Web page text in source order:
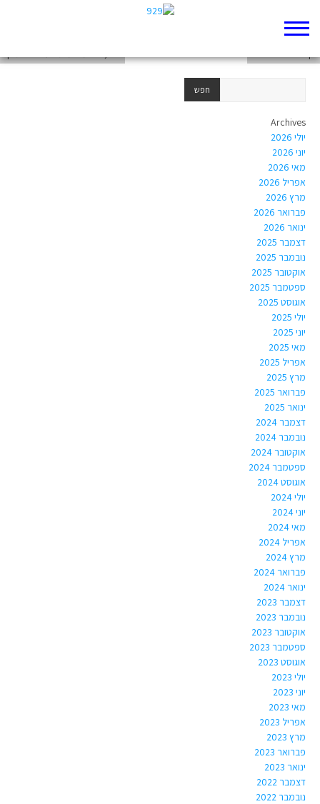
Archives
יולי 2026
יוני 2026
מאי 2026
אפריל 2026
מרץ 2026
פברואר 2026
ינואר 2026
דצמבר 2025
נובמבר 2025
אוקטובר 2025
ספטמבר 2025
אוגוסט 2025
יולי 2025
יוני 2025
מאי 2025
אפריל 2025
מרץ 2025
פברואר 2025
ינואר 2025
דצמבר 2024
נובמבר 2024
אוקטובר 2024
ספטמבר 2024
אוגוסט 2024
יולי 2024
יוני 2024
מאי 2024
אפריל 2024
מרץ 2024
פברואר 2024
ינואר 2024
דצמבר 2023
נובמבר 2023
אוקטובר 2023
ספטמבר 2023
אוגוסט 2023
יולי 2023
יוני 2023
מאי 2023
אפריל 2023
מרץ 2023
פברואר 2023
ינואר 2023
דצמבר 2022
נובמבר 2022